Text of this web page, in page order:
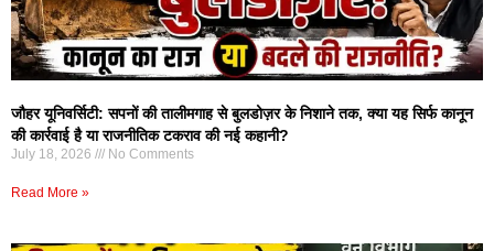
जौहर यूनिवर्सिटी: सपनों की तालीमगाह से बुलडोज़र के निशाने तक, क्या यह सिर्फ कानून
की कार्रवाई है या राजनीतिक टकराव की नई कहानी?
July 18, 2026 No Comments
Read More »